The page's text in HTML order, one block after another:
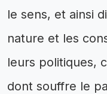
le sens, et ainsi
nature et les
leurs politiques,
dont souffre le